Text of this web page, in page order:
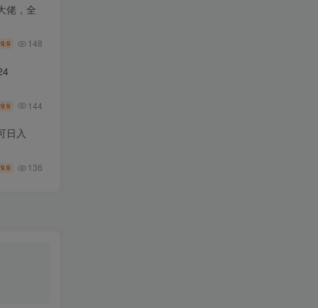
佬，全
9.9 148
9.9 144
日入
9.9 136